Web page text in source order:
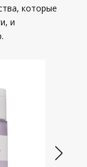
которые
и